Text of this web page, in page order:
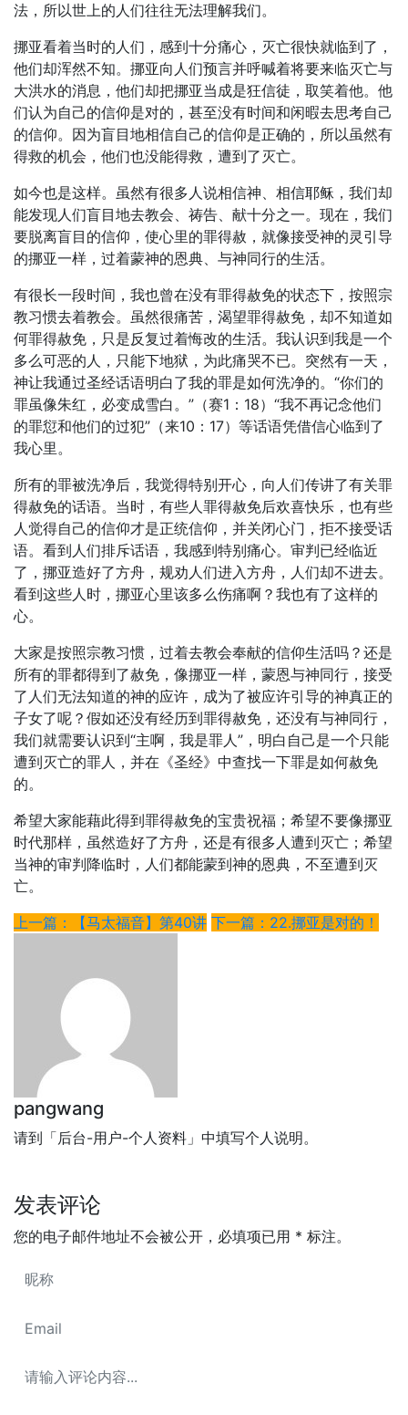
法，所以世上的人们往往无法理解我们。
挪亚看着当时的人们，感到十分痛心，灭亡很快就临到了，
他们却浑然不知。挪亚向人们预言并呼喊着将要来临灭亡与
大洪水的消息，他们却把挪亚当成是狂信徒，取笑着他。他
们认为自己的信仰是对的，甚至没有时间和闲暇去思考自己
的信仰。因为盲目地相信自己的信仰是正确的，所以虽然有
得救的机会，他们也没能得救，遭到了灭亡。
如今也是这样。虽然有很多人说相信神、相信耶稣，我们却
能发现人们盲目地去教会、祷告、献十分之一。现在，我们
要脱离盲目的信仰，使心里的罪得赦，就像接受神的灵引导
的挪亚一样，过着蒙神的恩典、与神同行的生活。
有很长一段时间，我也曾在没有罪得赦免的状态下，按照宗
教习惯去着教会。虽然很痛苦，渴望罪得赦免，却不知道如
何罪得赦免，只是反复过着悔改的生活。我认识到我是一个
多么可恶的人，只能下地狱，为此痛哭不已。突然有一天，
神让我通过圣经话语明白了我的罪是如何洗净的。“你们的
罪虽像朱红，必变成雪白。”（赛1：18）“我不再记念他们
的罪愆和他们的过犯”（来10：17）等话语凭借信心临到了
我心里。
所有的罪被洗净后，我觉得特别开心，向人们传讲了有关罪
得赦免的话语。当时，有些人罪得赦免后欢喜快乐，也有些
人觉得自己的信仰才是正统信仰，并关闭心门，拒不接受话
语。看到人们排斥话语，我感到特别痛心。审判已经临近
了，挪亚造好了方舟，规劝人们进入方舟，人们却不进去。
看到这些人时，挪亚心里该多么伤痛啊？我也有了这样的
心。
大家是按照宗教习惯，过着去教会奉献的信仰生活吗？还是
所有的罪都得到了赦免，像挪亚一样，蒙恩与神同行，接受
了人们无法知道的神的应许，成为了被应许引导的神真正的
子女了呢？假如还没有经历到罪得赦免，还没有与神同行，
我们就需要认识到“主啊，我是罪人”，明白自己是一个只能
遭到灭亡的罪人，并在《圣经》中查找一下罪是如何赦免
的。
希望大家能藉此得到罪得赦免的宝贵祝福；希望不要像挪亚
时代那样，虽然造好了方舟，还是有很多人遭到灭亡；希望
当神的审判降临时，人们都能蒙到神的恩典，不至遭到灭
亡。
上一篇：【马太福音】第40讲 下一篇：22.挪亚是对的！
pangwang
请到「后台-用户-个人资料」中填写个人说明。
发表评论
您的电子邮件地址不会被公开， 必填项已用 * 标注。